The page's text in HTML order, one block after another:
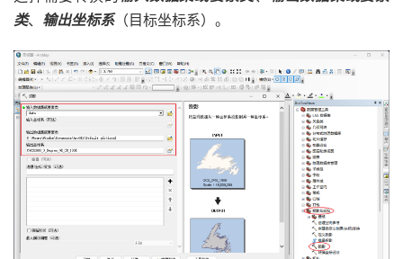
类、 输出坐标系（目标坐标系）。